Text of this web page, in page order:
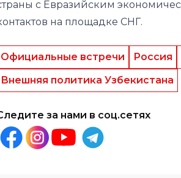
Официальные встречи Россия
Внешняя политика Узбекистана
Следите за нами в соц.сетях
Другие новости